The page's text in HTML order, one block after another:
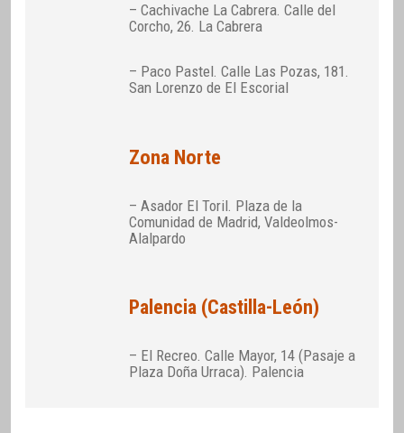
– Cachivache La Cabrera. Calle del
Corcho, 26. La Cabrera
– Paco Pastel. Calle Las Pozas, 181.
San Lorenzo de El Escorial
Zona Norte
– Asador El Toril. Plaza de la
Comunidad de Madrid, Valdeolmos-
Alalpardo
Palencia (Castilla-León)
– El Recreo. Calle Mayor, 14 (Pasaje a
Plaza Doña Urraca). Palencia